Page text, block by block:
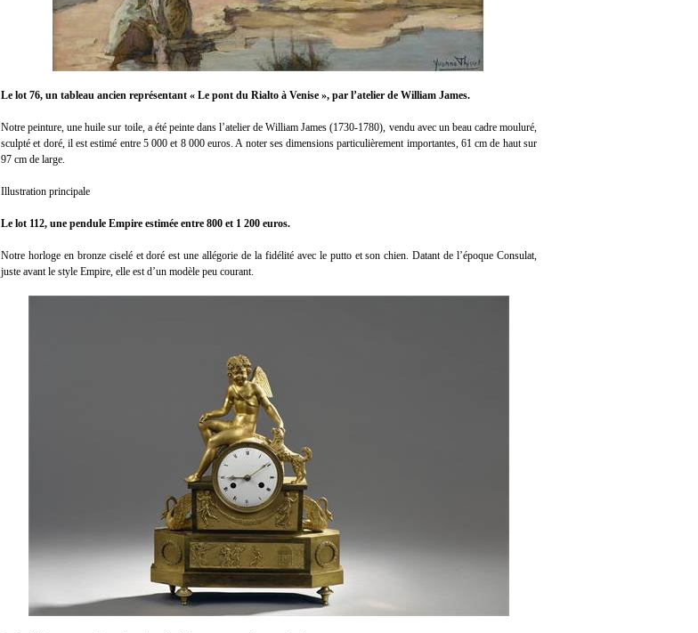
Le lot 76, un tableau ancien représentant « Le pont du Rialto à Venise », par l’atelier de William James.
Notre peinture, une huile sur toile, a été peinte dans l’atelier de William James (1730-1780), vendu avec un beau cadre mouluré,
sculpté et doré, il est estimé entre 5 000 et 8 000 euros. A noter ses dimensions particulièrement importantes, 61 cm de haut sur
97 cm de large.
Illustration principale
Le lot 112, une pendule Empire estimée entre 800 et 1 200 euros.
Notre horloge en bronze ciselé et doré est une allégorie de la fidélité avec le putto et son chien. Datant de l’époque Consulat,
juste avant le style Empire, elle est d’un modèle peu courant.